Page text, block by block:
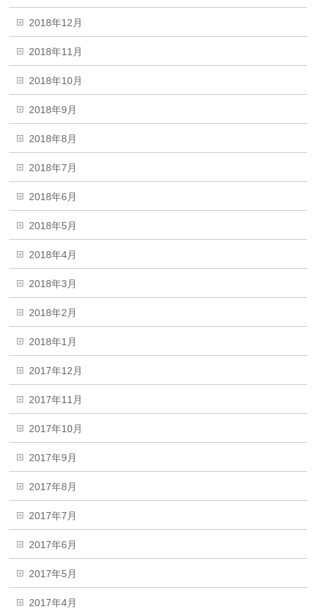
2018年12月
2018年11月
2018年10月
2018年9月
2018年8月
2018年7月
2018年6月
2018年5月
2018年4月
2018年3月
2018年2月
2018年1月
2017年12月
2017年11月
2017年10月
2017年9月
2017年8月
2017年7月
2017年6月
2017年5月
2017年4月